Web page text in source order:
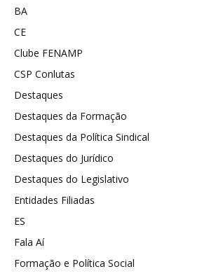
BA
CE
Clube FENAMP
CSP Conlutas
Destaques
Destaques da Formação
Destaques da Política Sindical
Destaques do Jurídico
Destaques do Legislativo
Entidades Filiadas
ES
Fala Aí
Formação e Política Social